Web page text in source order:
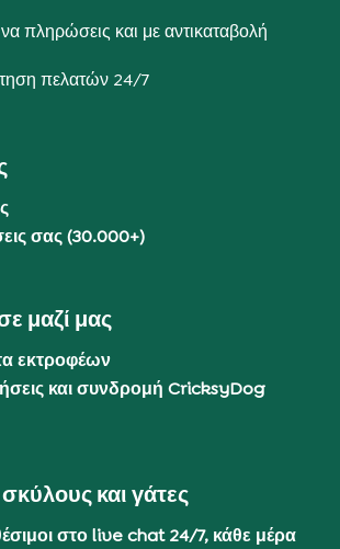
πληρώσεις και με αντικαταβολή
πελατών 24/7
σας (30.000+)
μαζί μας
εκτροφέων
και συνδρομή CricksyDog
και γάτες
στο live chat 24/7, κάθε μέρα